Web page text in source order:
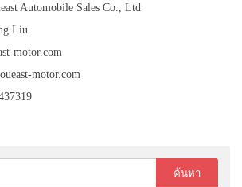
Automobile Sales Co., Ltd
Liu
motor.com
motor.com